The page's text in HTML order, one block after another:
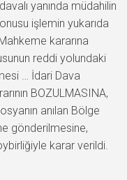
yanında müdahilin
işlemin yukarıda
kararına
reddi yolundaki
… İdari Dava
BOZULMASINA,
anılan Bölge
gönderilmesine,
karar verildi.